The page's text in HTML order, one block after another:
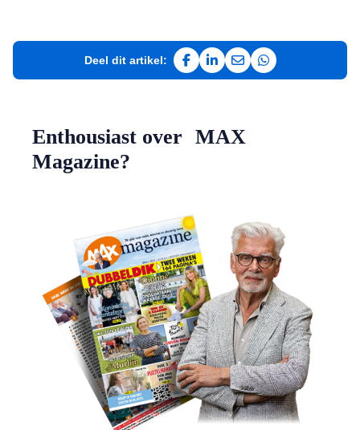
Deel dit artikel:
Deel op Facebook
Deel op LinkedIn
Deel via e-mail
Deel via
Enthousiast over MAX
Magazine?